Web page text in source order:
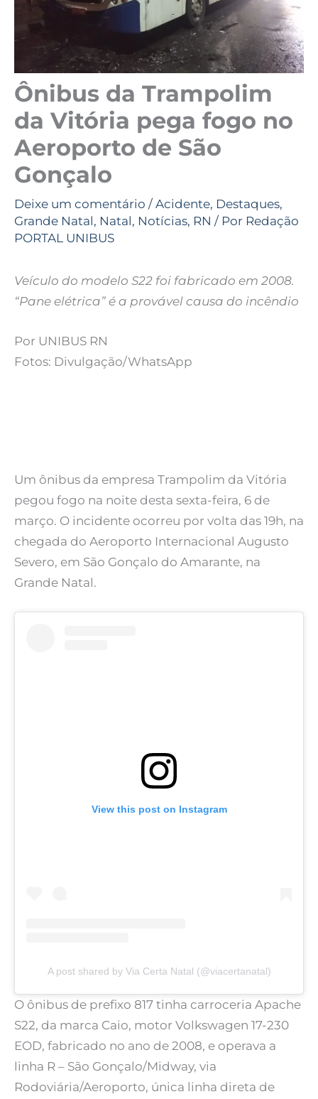
Ônibus da Trampolim
da Vitória pega fogo no
Aeroporto de São
Gonçalo
Deixe um comentário / Acidente, Destaques,
Grande Natal, Natal, Notícias, RN / Por Redação
PORTAL UNIBUS
Veículo do modelo S22 foi fabricado em 2008.
“Pane elétrica” é a provável causa do incêndio
Por UNIBUS RN
Fotos: Divulgação/WhatsApp
Um ônibus da empresa Trampolim da Vitória
pegou fogo na noite desta sexta-feira, 6 de
março. O incidente ocorreu por volta das 19h, na
chegada do Aeroporto Internacional Augusto
Severo, em São Gonçalo do Amarante, na
Grande Natal.
View this post on Instagram
A post shared by Via Certa Natal (@viacertanatal)
O ônibus de prefixo 817 tinha carroceria Apache
S22, da marca Caio, motor Volkswagen 17-230
EOD, fabricado no ano de 2008, e operava a
linha R – São Gonçalo/Midway, via
Rodoviária/Aeroporto, única linha direta de